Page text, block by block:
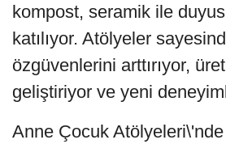
kompost, seramik ile
katılıyor. Atölyeler
özgüvenlerini arttırıyor,
geliştiriyor ve yeni
Anne Çocuk